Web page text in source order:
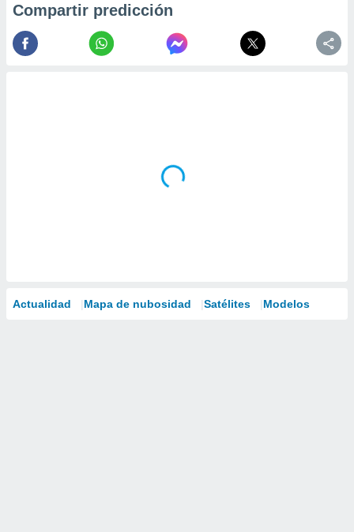
Compartir predicción
Actualidad Mapa de nubosidad Satélites Modelos